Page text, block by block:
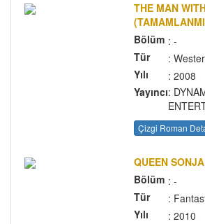
THE MAN
Bölüm : -
Tür
:
Yılı
: 2008
Yayıncı:
Çizgi Roman
QUEEN
Bölüm : -
Tür
:
Yılı
: 2010